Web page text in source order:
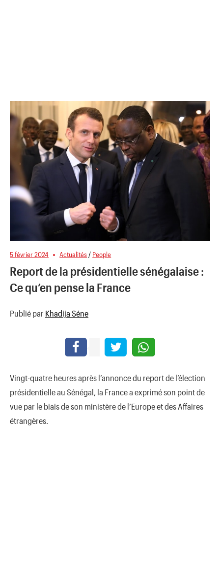
5 février 2024 Actualités/ People
Report de la présidentielle sénégalaise :
Ce qu’en pense la France
Publié par Khadija Séne
Vingt-quatre heures après l’annonce du report de l’élection
présidentielle au Sénégal, la France a exprimé son point de
vue par le biais de son ministère de l’Europe et des Affaires
étrangères.